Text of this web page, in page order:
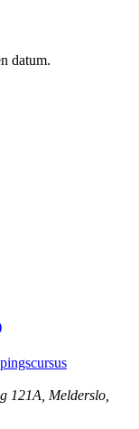
datum.
121A, Melderslo,